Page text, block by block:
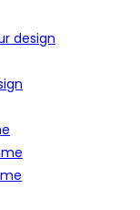
design